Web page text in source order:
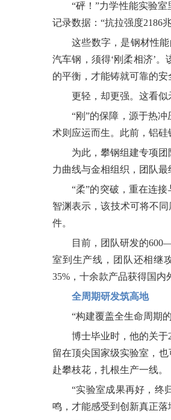
“砰！”力学性能实验
记录数据：“抗拉强度
这些数字，是钢材性
汽车钢，须得‘刚柔相济’
的平衡，才能铸就可靠的安
更轻，却更强。这看
“刚”的保障，源于热
术则应运而生。此前，铝硅
为此，攀钢组建专项
力曲线与金相组织，团队最
“柔”的突破，重在连
智渊表示，该技术可将不
件。
目前，团队研发的
室到生产线，团队还相继
35%，十余款产品获得国内
全周期研发筑高地
“构建覆盖全生命周期
博士毕业时，他的关
留在顶尖国家级实验室，
赴攀枝花，扎根生产一线。
“实验室成果再好，终
鸣，才能感受到创新真正落